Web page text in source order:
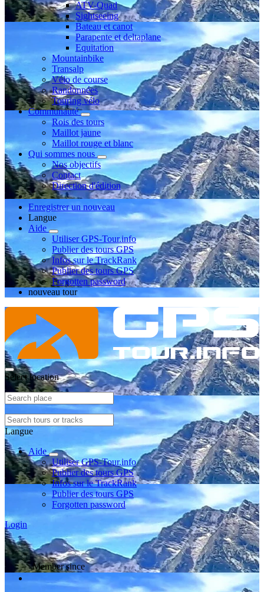
ATV-Quad
Sightseeing
Bateau et canot
Parapente et deltaplane
Equitation
Mountainbike
Transalp
Vélo de course
Randonnées
Touring vélo
Communauté
Rois des tours
Maillot jaune
Maillot rouge et blanc
Qui sommes nous
Nos objectifs
Contact
Direction d'édition
Enregistrer un nouveau
Langue
Aide
Utiliser GPS-Tour.info
Publier des tours GPS
Infos sur le TrackRank
Publier des tours GPS
Forgotten password
nouveau tour
Select location
Langue
Aide
Utiliser GPS-Tour.info
Publier des tours GPS
Infos sur le TrackRank
Publier des tours GPS
Forgotten password
Login
Member since